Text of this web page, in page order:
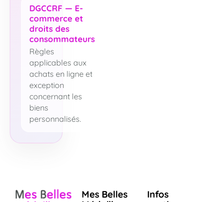
DGCCRF — E-
commerce et
droits des
consommateurs
Règles
applicables aux
achats en ligne et
exception
concernant les
biens
personnalisés.
Mes Belles
Infos